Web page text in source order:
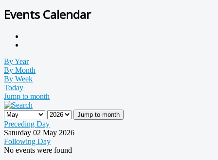
Events Calendar
By Year
By Month
By Week
Today
Jump to month
Jump to month
Preceding Day
Saturday 02 May 2026
Following Day
No events were found